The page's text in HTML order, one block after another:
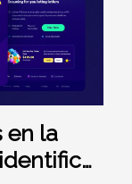
en la